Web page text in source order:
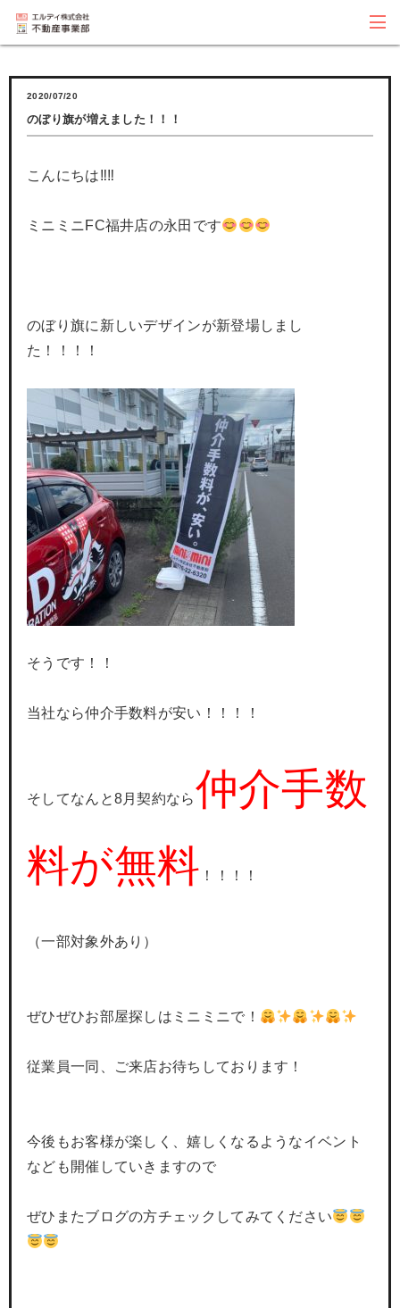
2020/07/20
のぼり旗が増えました！！！
こんにちは‼‼
ミニミニFC福井店の永田です
のぼり旗に新しいデザインが新登場しまし
た！！！！
そうです！！
当社なら仲介手数料が安い！！！！
そしてなんと8月契約なら仲介手数
料が無料 ！！！！
（一部対象外あり）
ぜひぜひお部屋探しはミニミニで！
従業員一同、ご来店お待ちしております！
今後もお客様が楽しく、嬉しくなるようなイベント
なども開催していきますので
ぜひまたブログの方チェックしてみてください